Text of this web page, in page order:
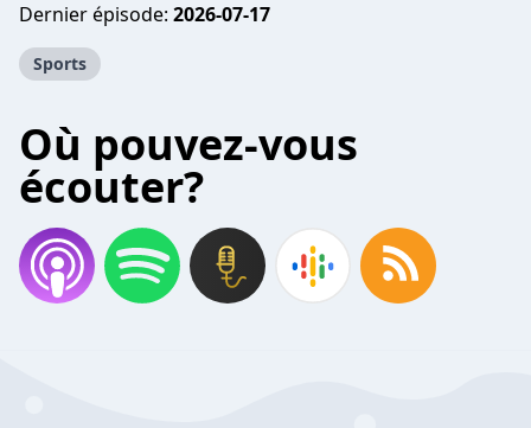
Dernier épisode: 2026-07-17
Sports
Où pouvez-vous
écouter?